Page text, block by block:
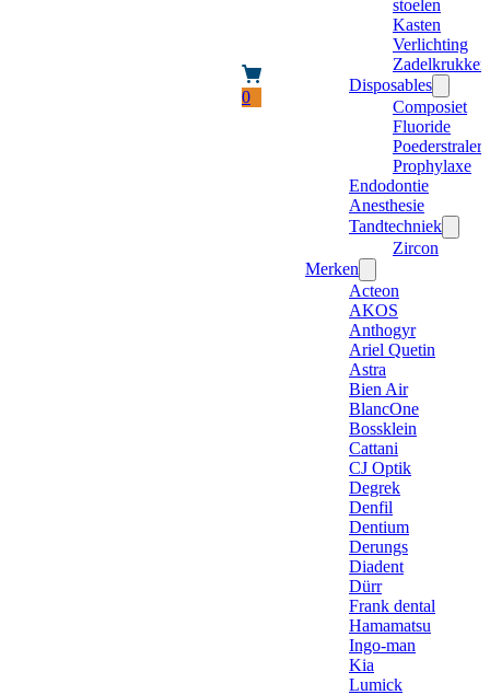
0
stoelen
Kasten
Verlichting
Zadelkrukken
Disposables
Composiet
Fluoride
Poederstraler
Prophylaxe
Endodontie
Anesthesie
Tandtechniek
Zircon
Merken
Acteon
AKOS
Anthogyr
Ariel Quetin
Astra
Bien Air
BlancOne
Bossklein
Cattani
CJ Optik
Degrek
Denfil
Dentium
Derungs
Diadent
Dürr
Frank dental
Hamamatsu
Ingo-man
Kia
Lumick